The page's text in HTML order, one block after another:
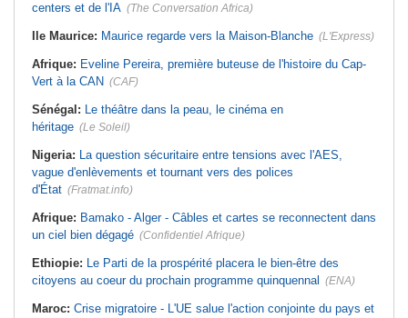
centers et de l'IA (The Conversation Africa)
Ile Maurice: Maurice regarde vers la Maison-Blanche (L'Express)
Afrique: Eveline Pereira, première buteuse de l'histoire du Cap-
Vert à la CAN (CAF)
Sénégal: Le théâtre dans la peau, le cinéma en
héritage (Le Soleil)
Nigeria: La question sécuritaire entre tensions avec l'AES,
vague d'enlèvements et tournant vers des polices
d'État (Fratmat.info)
Afrique: Bamako - Alger - Câbles et cartes se reconnectent dans
un ciel bien dégagé (Confidentiel Afrique)
Ethiopie: Le Parti de la prospérité placera le bien-être des
citoyens au coeur du prochain programme quinquennal (ENA)
Maroc: Crise migratoire - L'UE salue l'action conjointe du pays et